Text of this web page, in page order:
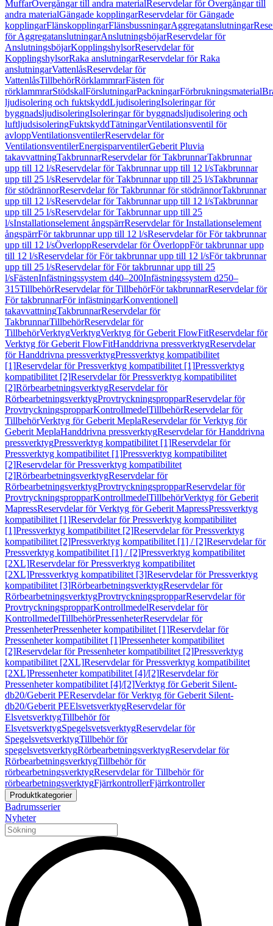
MuffarÖvergångar till andra materialReservdelar för Övergångar till
andra materialGängade kopplingarReservdelar för Gängade
kopplingarFlänskopplingarFlänsbussningarAggregatanslutningar
för AggregatanslutningarAnslutningsböjarReservdelar för
AnslutningsböjarKopplingshylsorReservdelar för
KopplingshylsorRaka anslutningarReservdelar för Raka
anslutningarVattenlåsReservdelar för
VattenlåsTillbehörRörklammrarFästen för
rörklammrarStödskalFörslutningarPackningarFörbrukningsmaterial
ljudisolering och fuktskyddLjudisoleringIsoleringar för
byggnadsljudisoleringIsoleringar för byggnadsljudisolering och
luftljudsisoleringFuktskyddTätningarVentilationsventil för
avloppVentilationsventilerReservdelar för
VentilationsventilerEnergisparventilerGeberit Pluvia
takavvattningTakbrunnarReservdelar för TakbrunnarTakbrunnar
upp till 12 l/sReservdelar för Takbrunnar upp till 12 l/sTakbrunnar
upp till 25 l/sReservdelar för Takbrunnar upp till 25 l/sTakbrunnar
för stödrännorReservdelar för Takbrunnar för stödrännorTakbrunnar
upp till 12 l/sReservdelar för Takbrunnar upp till 12 l/sTakbrunnar
upp till 25 l/sReservdelar för Takbrunnar upp till 25
l/sInstallationselement ångspärrReservdelar för Installationselement
ångspärrFör takbrunnar upp till 12 l/sReservdelar för För takbrunnar
upp till 12 l/sÖverloppReservdelar för ÖverloppFör takbrunnar upp
till 12 l/sReservdelar för För takbrunnar upp till 12 l/sFör takbrunnar
upp till 25 l/sReservdelar för För takbrunnar upp till 25
l/sFästenInfästningssystem d40–200Infästningssystem d250–
315TillbehörReservdelar för TillbehörFör takbrunnarReservdelar för
För takbrunnarFör infästningarKonventionell
takavvattningTakbrunnarReservdelar för
TakbrunnarTillbehörReservdelar för
TillbehörVerktygVerktygVerktyg för Geberit FlowFitReservdelar för
Verktyg för Geberit FlowFitHanddrivna pressverktygReservdelar
för Handdrivna pressverktygPressverktyg kompatibilitet
[1]Reservdelar för Pressverktyg kompatibilitet [1]Pressverktyg
kompatibilitet [2]Reservdelar för Pressverktyg kompatibilitet
[2]RörbearbetningsverktygReservdelar för
RörbearbetningsverktygProvtryckningspropparReservdelar för
ProvtryckningspropparKontrollmedelTillbehörReservdelar för
TillbehörVerktyg för Geberit MeplaReservdelar för Verktyg för
Geberit MeplaHanddrivna pressverktygReservdelar för Handdrivna
pressverktygPressverktyg kompatibilitet [1]Reservdelar för
Pressverktyg kompatibilitet [1]Pressverktyg kompatibilitet
[2]Reservdelar för Pressverktyg kompatibilitet
[2]RörbearbetningsverktygReservdelar för
RörbearbetningsverktygProvtryckningspropparReservdelar för
ProvtryckningspropparKontrollmedelTillbehörVerktyg för Geberit
MapressReservdelar för Verktyg för Geberit MapressPressverktyg
kompatibilitet [1]Reservdelar för Pressverktyg kompatibilitet
[1]Pressverktyg kompatibilitet [2]Reservdelar för Pressverktyg
kompatibilitet [2]Pressverktyg kompatibilitet [1] / [2]Reservdelar för
Pressverktyg kompatibilitet [1] / [2]Pressverktyg kompatibilitet
[2XL]Reservdelar för Pressverktyg kompatibilitet
[2XL]Pressverktyg kompatibilitet [3]Reservdelar för Pressverktyg
kompatibilitet [3]RörbearbetningsverktygReservdelar för
RörbearbetningsverktygProvtryckningspropparReservdelar för
ProvtryckningspropparKontrollmedelReservdelar för
KontrollmedelTillbehörPressenheterReservdelar för
PressenheterPressenheter kompatibilitet [1]Reservdelar för
Pressenheter kompatibilitet [1]Pressenheter kompatibilitet
[2]Reservdelar för Pressenheter kompatibilitet [2]Pressverktyg
kompatibilitet [2XL]Reservdelar för Pressverktyg kompatibilitet
[2XL]Pressenheter kompatibilitet [4]/[2]Reservdelar för
Pressenheter kompatibilitet [4]/[2]Verktyg för Geberit Silent-
db20/Geberit PEReservdelar för Verktyg för Geberit Silent-
db20/Geberit PEElsvetsverktygReservdelar för
ElsvetsverktygTillbehör för
ElsvetsverktygSpegelsvetsverktygReservdelar för
SpegelsvetsverktygTillbehör för
spegelsvetsverktygRörbearbetningsverktygReservdelar för
RörbearbetningsverktygTillbehör för
rörbearbetningsverktygReservdelar för Tillbehör för
rörbearbetningsverktygFjärrkontrollerFjärrkontroller
Produktkategorier
Badrumsserier
Nyheter